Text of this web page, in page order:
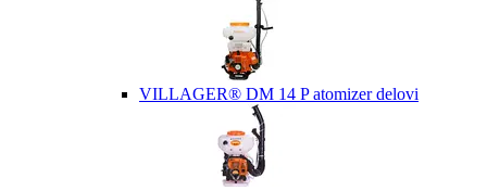
VILLAGER® DM 14 P atomizer delovi